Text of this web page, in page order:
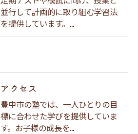
並行して計画的に取り組む学習法
を提供しています。…
アクセス
豊中市の塾では、一人ひとりの目
標に合わせた学びを提供していま
す。お子様の成長を…